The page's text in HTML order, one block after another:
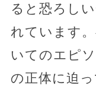
ると恐ろし
れています
いてのエピ
の正体に迫